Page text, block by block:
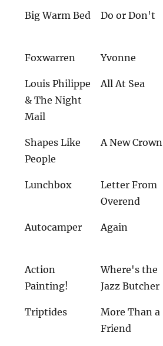
Big Warm Bed Do or Don't
Foxwarren Yvonne
Louis Philippe
& The Night
Mail
All At Sea
Shapes Like
People
A New Crown
Lunchbox
Letter From
Overend
Autocamper Again
Action
Painting!
Where's the
Jazz Butcher
Triptides
More Than a
Friend